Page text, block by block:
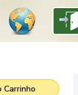
Carrinho